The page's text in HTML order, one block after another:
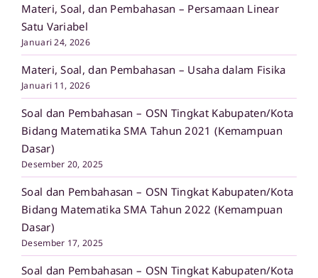
Materi, Soal, dan Pembahasan – Persamaan Linear
Satu Variabel
Januari 24, 2026
Materi, Soal, dan Pembahasan – Usaha dalam Fisika
Januari 11, 2026
Soal dan Pembahasan – OSN Tingkat Kabupaten/Kota
Bidang Matematika SMA Tahun 2021 (Kemampuan
Dasar)
Desember 20, 2025
Soal dan Pembahasan – OSN Tingkat Kabupaten/Kota
Bidang Matematika SMA Tahun 2022 (Kemampuan
Dasar)
Desember 17, 2025
Soal dan Pembahasan – OSN Tingkat Kabupaten/Kota